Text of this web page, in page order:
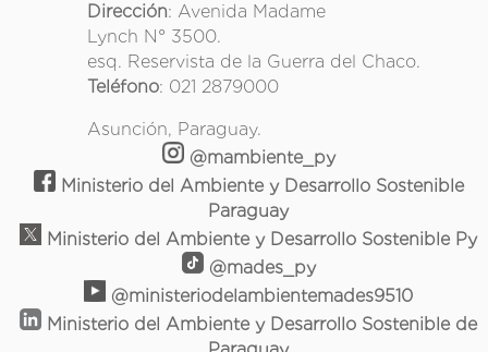
Dirección: Avenida Madame
Lynch N° 3500.
esq. Reservista de la Guerra del Chaco.
Teléfono: 021 2879000
Asunción, Paraguay.
@mambiente_py
Ministerio del Ambiente y Desarrollo Sostenible
Paraguay
Ministerio del Ambiente y Desarrollo Sostenible Py
@mades_py
@ministeriodelambientemades9510
Ministerio del Ambiente y Desarrollo Sostenible de